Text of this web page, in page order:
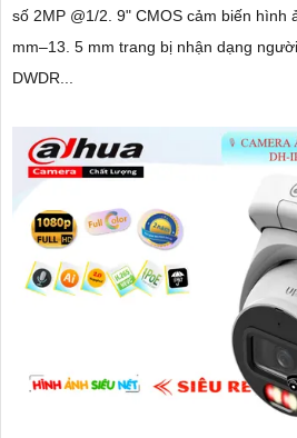
số 2MP @1/2. 9" CMOS cảm biến hình
mm–13. 5 mm trang bị nhận dạng người chống ngược sáng
DWDR...